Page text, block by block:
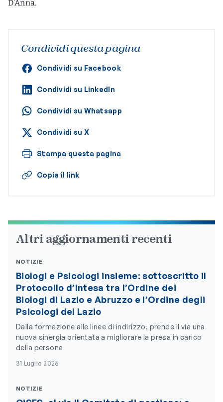
D’Anna.
Condividi questa pagina
Condividi su Facebook
Condividi su LinkedIn
Condividi su Whatsapp
Condividi su X
Stampa questa pagina
Copia il link
Altri aggiornamenti recenti
NOTIZIE
Biologi e Psicologi insieme: sottoscritto il
Protocollo d’Intesa tra l’Ordine dei
Biologi di Lazio e Abruzzo e l’Ordine degli
Psicologi del Lazio
Dalla formazione alle linee di indirizzo, prende il via una
nuova sinergia orientata a migliorare la presa in carico
della persona
31 Luglio 2026
NOTIZIE